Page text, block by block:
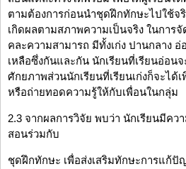
ตามต้องการก่อนนำชุดฝึกทักษะไปใช้จ
เกิดผลตามสภาพความเป็นจริง ในการ
คละความสามารถ มีทั้งเก่ง ปานกลาง อ่
เหลือซึ่งกันและกัน นักเรียนที่เรียนอ่อน
ศักยภาพส่วนนักเรียนที่เรียนเก่งก็จะได้
หรือถ่ายทอดความรู้ให้กับเพื่อนในกลุ่ม
2.3 จากผลการวิจัย พบว่า นักเรียนมีคว
สอนร่วมกับ
ชุดฝึกทักษะ เพื่อส่งเสริมทักษะการแก้ปั